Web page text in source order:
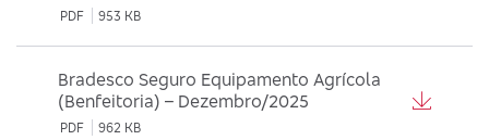
PDF 953 KB
Bradesco Seguro Equipamento Agrícola
(Benfeitoria) – Dezembro/2025
PDF 962 KB